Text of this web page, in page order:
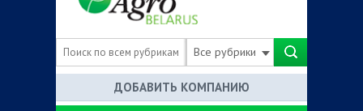
Все рубрики
ДОБАВИТЬ КОМПАНИЮ